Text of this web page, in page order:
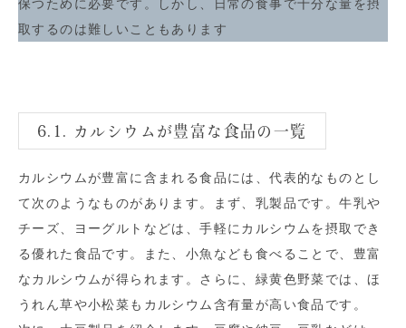
保つために必要です。しかし、日常の食事で十分な量を摂
取するのは難しいこともあります
6.1. カルシウムが豊富な食品の一覧
カルシウムが豊富に含まれる食品には、代表的なものとし
て次のようなものがあります。まず、乳製品です。牛乳や
チーズ、ヨーグルトなどは、手軽にカルシウムを摂取でき
る優れた食品です。また、小魚なども食べることで、豊富
なカルシウムが得られます。さらに、緑黄色野菜では、ほ
うれん草や小松菜もカルシウム含有量が高い食品です。